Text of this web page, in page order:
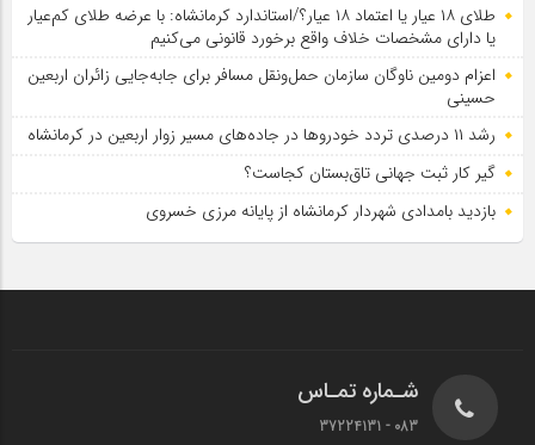
طلای ۱۸ عیار یا اعتماد ۱۸ عیار؟/استاندارد کرمانشاه: با عرضه طلای کم‌عیار
یا دارای مشخصات خلاف واقع برخورد قانونی می‌کنیم
اعزام دومین ناوگان سازمان حمل‌ونقل مسافر برای جابه‌جایی زائران اربعین
حسینی
رشد ۱۱ درصدی تردد خودروها در جاده‌های مسیر زوار اربعین در کرمانشاه
گیر کار ثبت جهانی تاق‌بستان کجاست؟
بازدید بامدادی شهردار کرمانشاه از پایانه مرزی خسروی
شـماره تمـاس
083 - 37224131